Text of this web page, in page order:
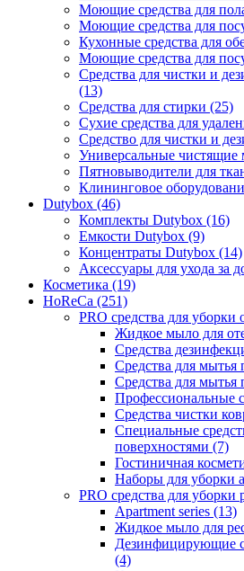
Моющие средства для
Моющие средства для
Кухонные средства для
Моющие средства для
Средства для чистки и
(13)
Средства для стирки (25)
Сухие средства для
Средство для чистки и
Универсальные чистящие
Пятновыводители для
Клининговое
Dutybox (46)
Комплекты Dutybox (16)
Емкости Dutybox (9)
Концентраты Dutybox (14)
Аксессуары для ухода за
Косметика (19)
HoReCa (251)
PRO средства для уборки
Жидкое мыло для
Средства
Средства для мытья
Средства для мытья
Профессиональные
Средства чистки
Специальные
поверхностями (7)
Гостиничная
Наборы для уборки
PRO средства для уборки
Apartment series (13)
Жидкое мыло для
Дезинфицирующие
(4)